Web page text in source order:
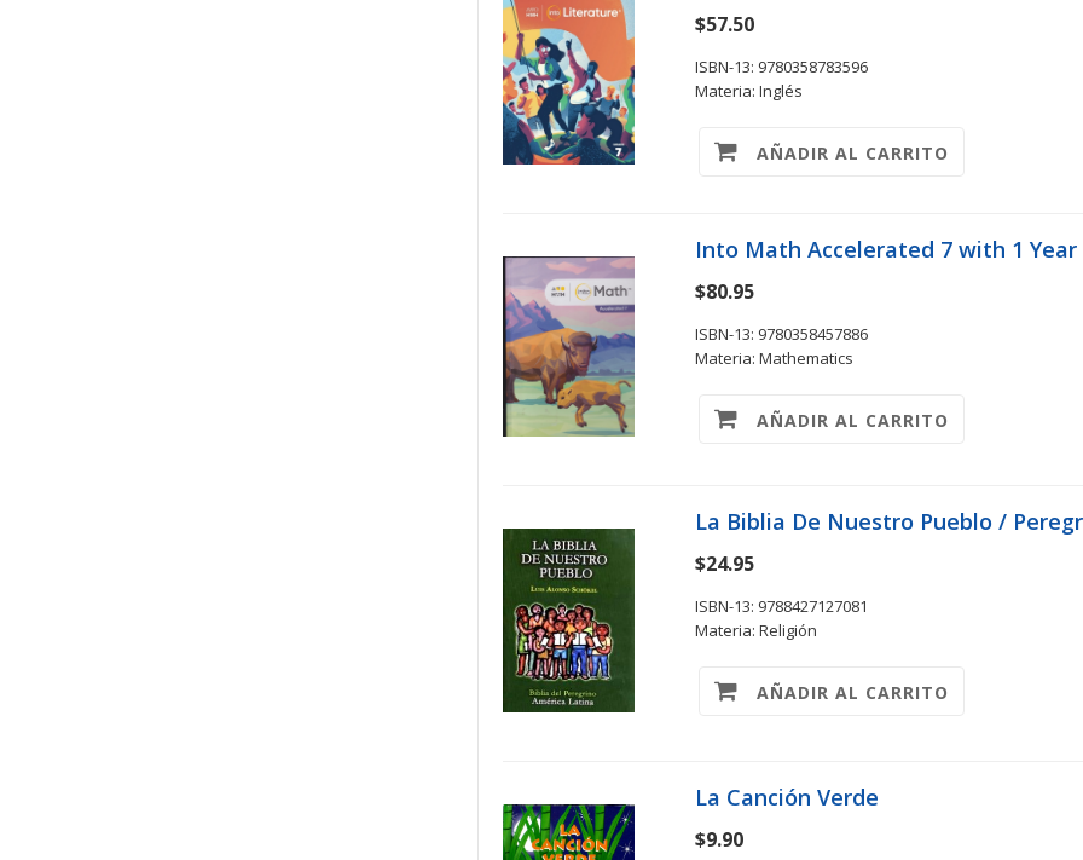
$57.50
ISBN-13: 9780358783596
Materia: Inglés
AÑADIR AL CARRITO
Into Math Accelerated 7 with 1
$80.95
ISBN-13: 9780358457886
Materia: Mathematics
AÑADIR AL CARRITO
La Biblia De Nuestro Pueblo /
$24.95
ISBN-13: 9788427127081
Materia: Religión
AÑADIR AL CARRITO
La Canción Verde
$9.90